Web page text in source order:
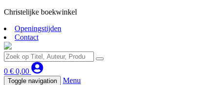
Christelijke boekwinkel
Openingstijden
Contact
0 € 0,00
Toggle navigation Menu